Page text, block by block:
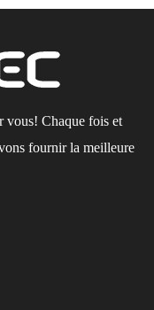
vous! Chaque fois et
fournir la meilleure